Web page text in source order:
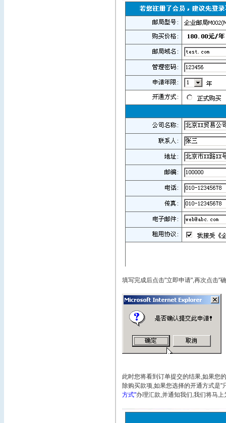
填写完成后点击"立即申请",再次点击"
此时您将看到订单提交的结果,如果您
除购买款项,如果您选择的开通方式是
方式"办理汇款,并通知我们,我们将马